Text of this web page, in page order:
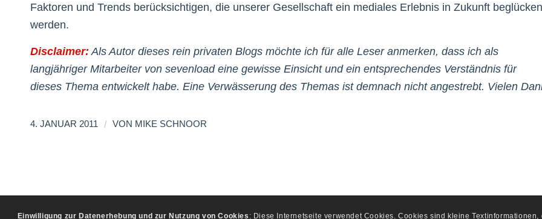
Faktoren und Trends berücksichtigen, die unserer Gesellschaft ein mediales Erlebnis in Zukunft beglücken
werden.
Disclaimer: Als Autor dieses rein privaten Blogs möchte ich für alle Leser anmerken, dass ich als
langjähriger Mitarbeiter von sevenload eine gewisse Einsicht und ein entsprechendes Verständnis für
dieses Thema entwickelt habe. Eine Verwässerung des Themas ist demnach nicht angestrebt. Vielen
4. JANUAR 2011 / VON MIKE SCHNOOR
Einwilligung zur Datenerhebung und zur Nutzung von Cookies : Diese Internetseite verwendet Cookies. Cookies sind kleine